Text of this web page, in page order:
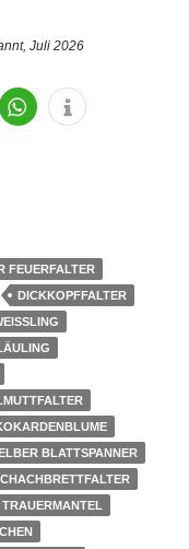
Juli 2026
FEUERFALTER
DICKKOPFFALTER
BLATTSPANNER
TRAUERMANTEL